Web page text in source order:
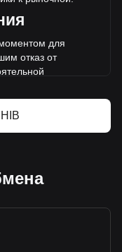
для
отказ от
шагом в
страны.
страны. На
значимые
Казахстана и